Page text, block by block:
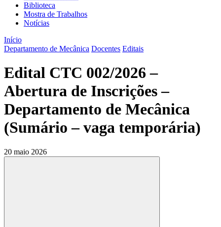
Biblioteca
Mostra de Trabalhos
Notícias
Início
Departamento de Mecânica Docentes Editais
Edital CTC 002/2026 –
Abertura de Inscrições –
Departamento de Mecânica
(Sumário – vaga temporária)
20 maio 2026